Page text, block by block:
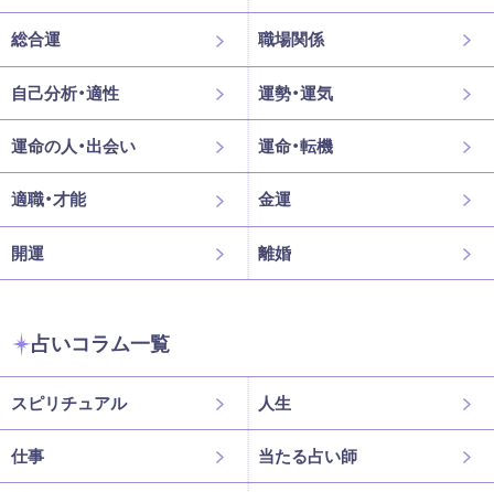
総合運 職場関係
自己分析・適性 運勢・運気
運命の人・出会い 運命・転機
適職・才能 金運
開運 離婚
占いコラム一覧
スピリチュアル 人生
仕事 当たる占い師